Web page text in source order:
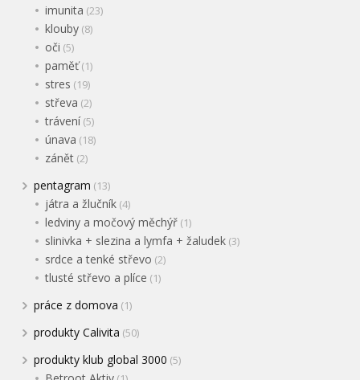
imunita (23)
klouby (8)
oči (5)
paměť(1)
stres (19)
střeva (2)
trávení(5)
únava (18)
zánět (2)
pentagram (13)
játra a žlučník (4)
ledviny a močový měchýř (1)
slinivka + slezina a lymfa + žaludek (3)
srdce a tenké střevo (2)
tlusté střevo a plíce (1)
práce z domova (1)
produkty Calivita (50)
produkty klub global 3000 (5)